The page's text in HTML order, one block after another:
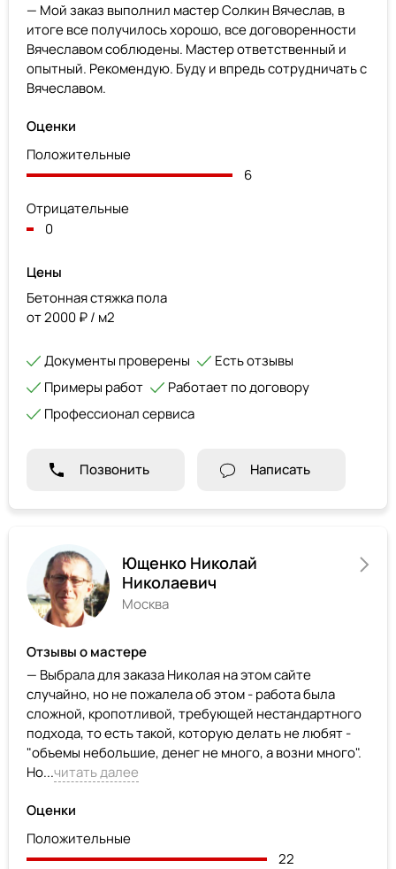
— Мой заказ выполнил мастер Солкин Вячеслав, в
итоге все получилось хорошо, все договоренности
Вячеславом соблюдены. Мастер ответственный и
опытный. Рекомендую. Буду и впредь сотрудничать с
Вячеславом.
Оценки
Положительные
6
Отрицательные
0
Цены
Бетонная стяжка пола
от 2000 ₽ / м2
Документы проверены
Есть отзывы
Примеры работ
Работает по договору
Профессионал сервиса
Позвонить Написать
Ющенко Николай
Николаевич
Москва
Отзывы о мастере
— Выбрала для заказа Николая на этом сайте
случайно, но не пожалела об этом - работа была
сложной, кропотливой, требующей нестандартного
подхода, то есть такой, которую делать не любят -
"объемы небольшие, денег не много, а возни много".
Но...читать далее
Оценки
Положительные
22